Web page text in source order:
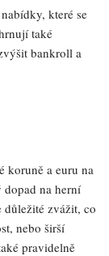
které se
také
bankroll a
koruně a euru na
na herní
důležité zvážit, co
nebo širší
pravidelně